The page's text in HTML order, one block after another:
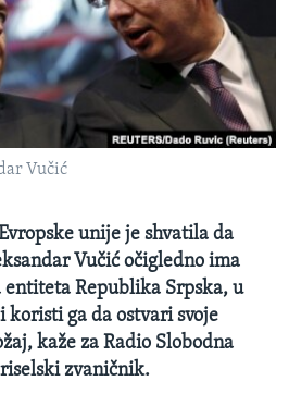
Vučić
unije je shvatila da
Vučić očigledno ima
Republika Srpska, u
ga da ostvari svoje
kaže za Radio Slobodna
zvaničnik.